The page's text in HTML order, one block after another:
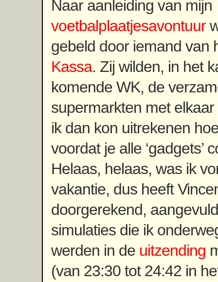
Naar aanleiding van mijn
voetbalplaatjesavontuur
gebeld door iemand van
Kassa. Zij wilden, in het
komende WK, de
supermarkten met
ik dan kon uitrekenen
voordat je alle ‘gadgets’
Helaas, helaas, was ik
vakantie, dus heeft
doorgerekend,
simulaties die ik
werden in de uitzending
(van 23:30 tot 24:42 in